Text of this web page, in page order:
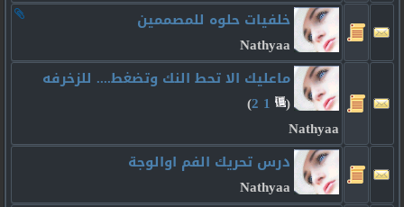
خلفيات حلوه للمصممين
Nathyaa
ماعليك الا تحط النك وتضغط.... للزخرفه
(
1
2
)
Nathyaa
درس تحريك الفم اوالوجة
Nathyaa